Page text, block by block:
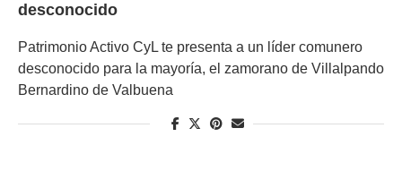
desconocido
Patrimonio Activo CyL te presenta a un líder comunero
desconocido para la mayoría, el zamorano de Villalpando
Bernardino de Valbuena